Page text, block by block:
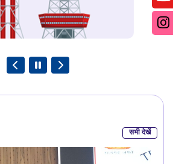
सभी देखें